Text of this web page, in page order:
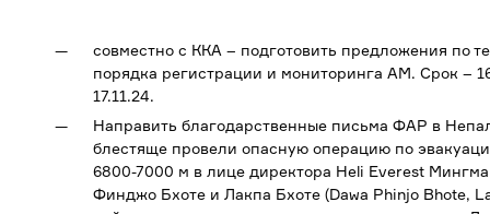
совместно с ККА – подготовить предложения по
порядка регистрации и мониторинга АМ. Срок –
17.11.24.
Направить благодарственные письма ФАР в
блестяще провели опасную операцию по
6800-7000 м в лице директора Heli Everest
Финджо Бхоте и Лакпа Бхоте (Dawa Phinjo Bhote,